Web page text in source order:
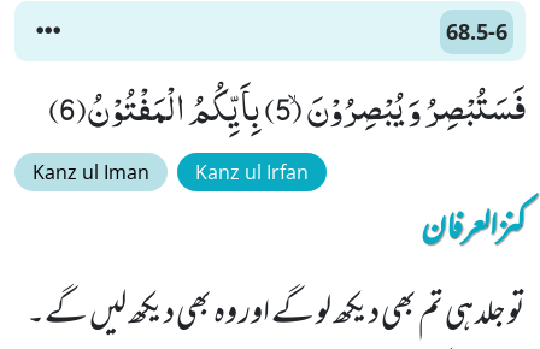
68.5-6
فَسَتُبْصِرُ وَ یُبْصِرُوْنَۙ (5) بِاَیِّكُمُ الْمَفْتُوْنُ(6)
Kanz ul Iman Kanz ul Irfan
کنزالعرفان
تو جلد ہی تم بھی دیکھ لو گے اور وہ بھی دیکھ لیں گے۔